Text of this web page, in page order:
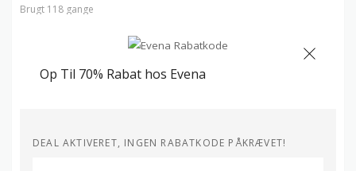
Brugt 118 gange
Op Til 70% Rabat hos Evena
DEAL AKTIVERET, INGEN RABATKODE PÅKRÆVET!